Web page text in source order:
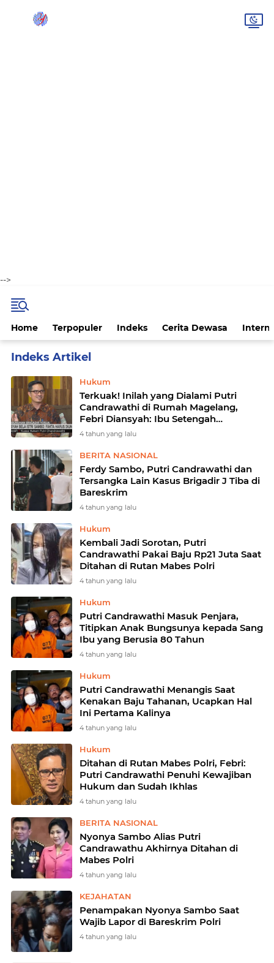
-->
Home Terpopuler Indeks Cerita Dewasa
Hukum
Terkuak! Inilah yang Dialami Putri
Candrawathi di Rumah Magelang,
Febri Diansyah: Ibu Setengah
Pingsan...
4 tahun yang lalu
BERITA NASIONAL
Ferdy Sambo, Putri Candrawathi dan
Tersangka Lain Kasus Brigadir J Tiba di
Bareskrim
4 tahun yang lalu
Hukum
Kembali Jadi Sorotan, Putri
Candrawathi Pakai Baju Rp21 Juta Saat
Ditahan di Rutan Mabes Polri
4 tahun yang lalu
Hukum
Putri Candrawathi Masuk Penjara,
Titipkan Anak Bungsunya kepada Sang
Ibu yang Berusia 80 Tahun
4 tahun yang lalu
Hukum
Putri Candrawathi Menangis Saat
Kenakan Baju Tahanan, Ucapkan Hal
Ini Pertama Kalinya
4 tahun yang lalu
Hukum
Ditahan di Rutan Mabes Polri, Febri:
Putri Candrawathi Penuhi Kewajiban
Hukum dan Sudah Ikhlas
4 tahun yang lalu
BERITA NASIONAL
Nyonya Sambo Alias Putri
Candrawathu Akhirnya Ditahan di
Mabes Polri
4 tahun yang lalu
KEJAHATAN
Penampakan Nyonya Sambo Saat
Wajib Lapor di Bareskrim Polri
4 tahun yang lalu